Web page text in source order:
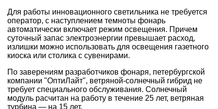
Для работы инновационного светильника не требуется
оператор, с наступлением темноты фонарь
автоматически включает режим освещения. Причем
суточный запас электроэнергии превышает расход,
излишки можно использовать для освещения газетного
киоска или столика с сувенирами.
По заверениям разработчиков фонаря, петербургской
компании "ОптиЛайт", ветряной-солнечный гибрид не
требует специального обслуживания. Солнечный
модуль расчитан на работу в течение 25 лет, ветряная
турбина — на 15 лет.